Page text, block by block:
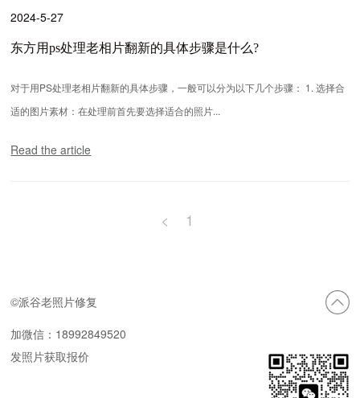
2024-5-27
东方用ps处理老相片翻新的具体步骤是什么?
对于用PS处理老相片翻新的具体步骤，一般可以分为以下几个步骤： 1. 选择合
适的图片素材：在处理前首先要选择适合的照片...
Read the article
< 1
©派谷老照片修复
加微信：18992849520
发照片获取报价